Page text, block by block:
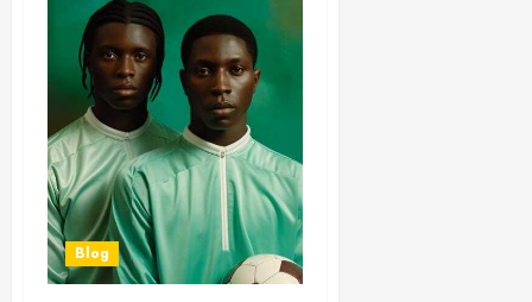
Blog